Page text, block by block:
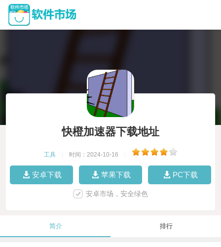
快橙加速器下载地址
工具 时间：2024-10-16
安卓下载 苹果下载 PC下载
安卓市场，安全绿色
简介 排行